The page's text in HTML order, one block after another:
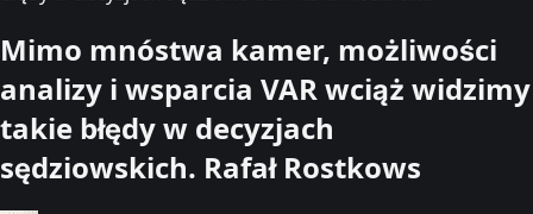
Mimo mnóstwa kamer, możliwości
analizy i wsparcia VAR wciąż widzimy
takie błędy w decyzjach
sędziowskich. Rafał Rostkows